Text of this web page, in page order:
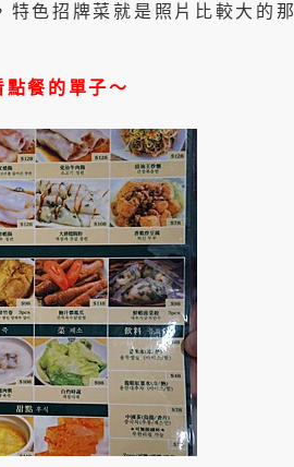
特色招牌菜就是照片比較大的那
餐的單子～